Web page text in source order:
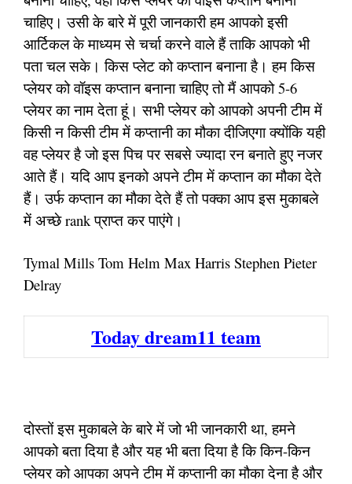
चाहिए। उसी के बारे में पूरी जानकारी हम आपको इसी
आर्टिकल के माध्यम से चर्चा करने वाले हैं ताकि आपको भी
पता चल सके। किस प्लेट को कप्तान बनाना है। हम किस
प्लेयर को वॉइस कप्तान बनाना चाहिए तो मैं आपको 5-6
प्लेयर का नाम देता हूं। सभी प्लेयर को आपको अपनी टीम में
किसी न किसी टीम में कप्तानी का मौका दीजिएगा क्योंकि यही
वह प्लेयर है जो इस पिच पर सबसे ज्यादा रन बनाते हुए नजर
आते हैं। यदि आप इनको अपने टीम में कप्तान का मौका देते
हैं। उर्फ कप्तान का मौका देते हैं तो पक्का आप इस मुकाबले
में अच्छे rank प्राप्त कर पाएंगे।
Tymal Mills Tom Helm Max Harris Stephen Pieter
Delray
Today dream11 team
दोस्तों इस मुकाबले के बारे में जो भी जानकारी था, हमने
आपको बता दिया है और यह भी बता दिया है कि किन-किन
प्लेयर को आपका अपने टीम में कप्तानी का मौका देना है और